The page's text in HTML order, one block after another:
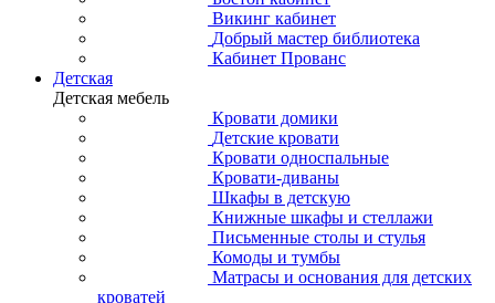
Викинг кабинет
Добрый мастер библиотека
Кабинет Прованс
Детская
Детская мебель
Кровати домики
Детские кровати
Кровати односпальные
Кровати-диваны
Шкафы в детскую
Книжные шкафы и стеллажи
Письменные столы и стулья
Комоды и тумбы
Матрасы и основания для детских
кроватей